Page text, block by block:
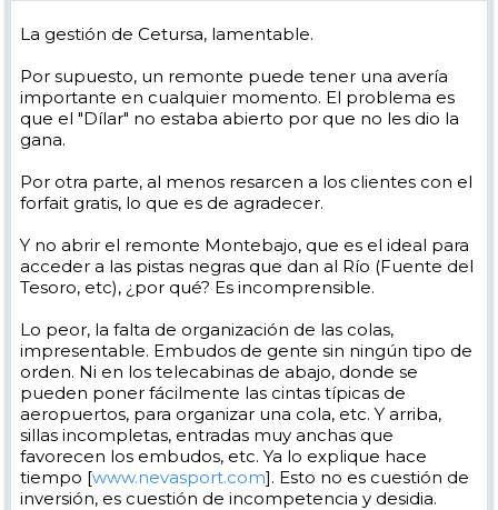
La gestión de Cetursa, lamentable.
Por supuesto, un remonte puede tener una avería
importante en cualquier momento. El problema es
que el "Dílar" no estaba abierto por que no les dio la
gana.
Por otra parte, al menos resarcen a los clientes con el
forfait gratis, lo que es de agradecer.
Y no abrir el remonte Montebajo, que es el ideal para
acceder a las pistas negras que dan al Río (Fuente del
Tesoro, etc), ¿por qué? Es incomprensible.
Lo peor, la falta de organización de las colas,
impresentable. Embudos de gente sin ningún tipo de
orden. Ni en los telecabinas de abajo, donde se
pueden poner fácilmente las cintas típicas de
aeropuertos, para organizar una cola, etc. Y arriba,
sillas incompletas, entradas muy anchas que
favorecen los embudos, etc. Ya lo explique hace
tiempo [www.nevasport.com]. Esto no es cuestión de
inversión, es cuestión de incompetencia y desidia.